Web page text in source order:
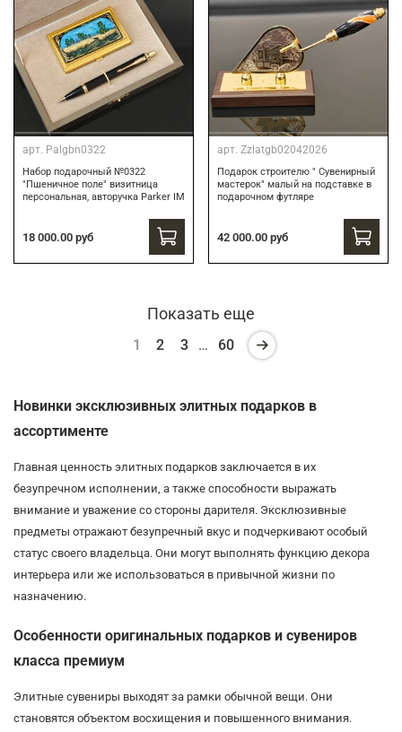
арт. Palgbn0322
Набор подарочный №0322
"Пшеничное поле" визитница
персональная, авторучка Parker IM
18 000.00 руб
арт. Zzlatgb02042026
Подарок строителю " Сувенирный
мастерок" малый на подставке в
подарочном футляре
42 000.00 руб
Показать еще
1 2 3 … 60
Новинки эксклюзивных элитных подарков в
ассортименте
Главная ценность элитных подарков заключается в их
безупречном исполнении, а также способности выражать
внимание и уважение со стороны дарителя. Эксклюзивные
предметы отражают безупречный вкус и подчеркивают особый
статус своего владельца. Они могут выполнять функцию декора
интерьера или же использоваться в привычной жизни по
назначению.
Особенности оригинальных подарков и сувениров
класса премиум
Элитные сувениры выходят за рамки обычной вещи. Они
становятся объектом восхищения и повышенного внимания.